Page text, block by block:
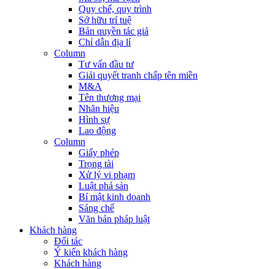
Quy chế, quy trình
Sở hữu trí tuệ
Bản quyền tác giả
Chỉ dẫn địa lí
Column
Tư vấn đầu tư
Giải quyết tranh chấp tên miền
M&A
Tên thương mại
Nhãn hiệu
Hình sự
Lao động
Column
Giấy phép
Trọng tài
Xử lý vi phạm
Luật phá sản
Bí mật kinh doanh
Sáng chế
Văn bản pháp luật
Khách hàng
Đối tác
Ý kiến khách hàng
Khách hàng